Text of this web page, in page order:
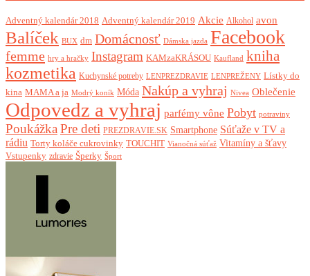
Adventný kalendár 2018 Adventný kalendár 2019 Akcie Alkohol avon
Balíček BUX dm Domácnosť Dámska jazda Facebook
femme hry a hračky Instagram KAMzaKRÁSOU Kaufland kniha
kozmetika Kuchynské potreby LENPREZDRAVIE LENPREŽENY Lístky do
kina MAMA a ja Modrý koník Móda Nakúp a vyhraj Nivea Oblečenie
Odpovedz a vyhraj parfémy vône Pobyt potraviny
Poukážka Pre deti PREZDRAVIE.SK Smartphone Súťaže v TV a
rádiu Torty koláče cukrovinky TOUCHIT Vianočná súťaž Vitamíny a šťavy
Vstupenky zdravie Šperky Šport